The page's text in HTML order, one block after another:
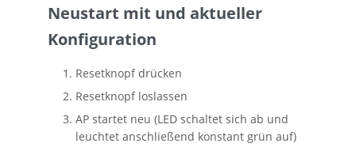
Neustart mit und aktueller
Konfiguration
Resetknopf drücken
Resetknopf loslassen
AP startet neu (LED schaltet sich ab und
leuchtet anschließend konstant grün auf)